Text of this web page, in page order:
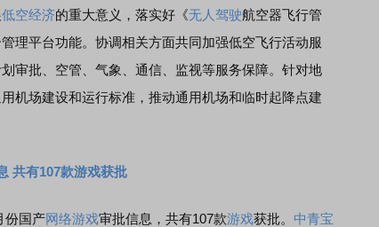
低空经济的重大意义，落实好《无人驾驶航空器飞行管
理平台功能。协调相关方面共同加强低空飞行活动服
审批、空管、气象、通信、监视等服务保障。针对地
机场建设和运行标准，推动通用机场和临时起降点建
共有107款游戏获批
国产网络游戏审批信息，共有107款游戏获批。 中青宝